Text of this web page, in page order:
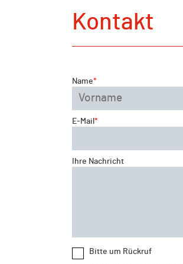
Kontakt
Name*
E-Mail *
Ihre Nachricht
Bitte um Rückruf